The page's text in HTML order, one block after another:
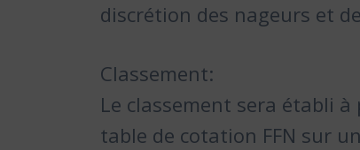
discrétion des nageurs et
Classement:
Le classement sera établi
table de cotation FFN sur